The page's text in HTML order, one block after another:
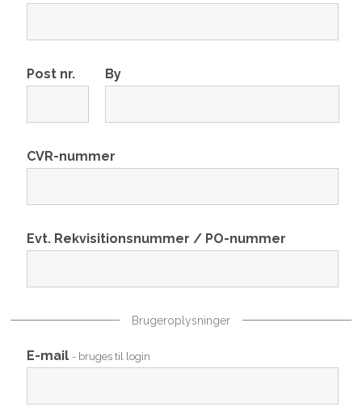
Post nr. By
CVR-nummer
Evt. Rekvisitionsnummer / PO-nummer
Brugeroplysninger
E-mail - bruges til login